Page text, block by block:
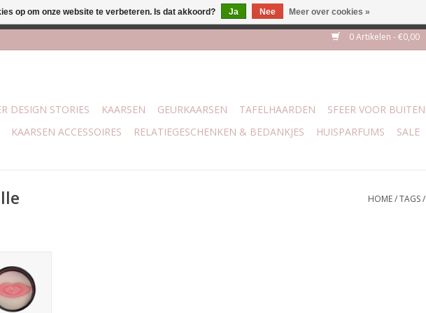
0 Artikelen - €0,00
DESIGN STORIES KAARSEN GEURKAARSEN TAFELHAARDEN SFEER VOOR BUITEN
KAARSEN ACCESSOIRES RELATIEGESCHENKEN & BEDANKJES HUISPARFUMS SALE
HOME/TAGS/
25 uur .
x 5 cm
op om onze website te verbeteren. Is dat akkoord? Ja Nee Meer over cookies »
Woon & Cadeau | Belvederelaan 107 Zwolle | boven de 70 euro geen verzendkosten